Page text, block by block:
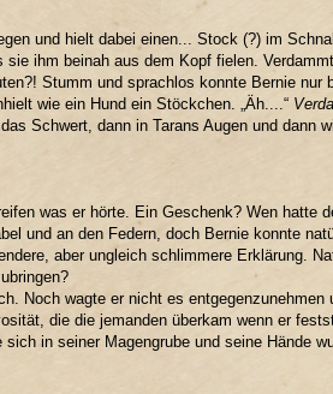
und hielt dabei einen... Stock (?) im
ihm beinah aus dem Kopf fielen.
Stumm und sprachlos konnte Bernie nur
wie ein Hund ein Stöckchen. „Äh....“
Schwert, dann in Tarans Augen und dann
was er hörte. Ein Geschenk? Wen hatte
und an den Federn, doch Bernie konnte
aber ungleich schlimmere Erklärung.
Noch wagte er nicht es
die die jemanden überkam wenn er
in seiner Magengrube und seine Hände